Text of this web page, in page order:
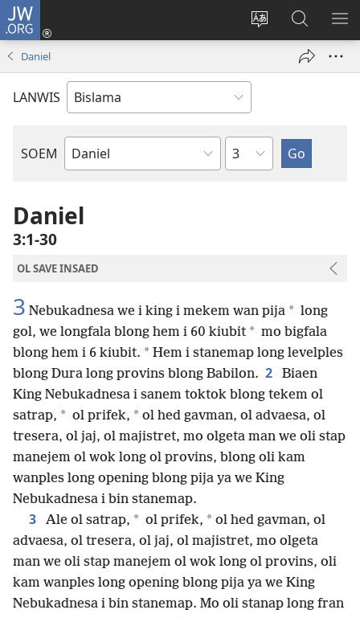
JW.ORG
Jenisim
Log
niufala
Lukaotem
Insaed
Long
Daniel
LANWIS
SOEM
Ol
Blong
Baebol
Japta
Daniel
3:1-30
OL SAVE INSAED
3 Nebukadnesa we i king i mekem wan pija * long
gol, we longfala blong hem i 60 kiubit * mo bigfala
blong hem i 6 kiubit. * Hem i stanemap long levelples
blong Dura long provins blong Babilon. 2
Biaen
King Nebukadnesa i sanem toktok blong tekem ol
satrap, * ol prifek, * ol hed gavman, ol advaesa, ol
tresera, ol jaj, ol majistret, mo olgeta man we oli stap
manejem ol wok long ol provins, blong oli kam
wanples long opening blong pija ya we King
Nebukadnesa i bin stanemap.
3 Ale ol satrap, * ol prifek, * ol hed gavman, ol
advaesa, ol tresera, ol jaj, ol majistret, mo olgeta
man we oli stap manejem ol wok long ol provins, oli
kam wanples long opening blong pija ya we King
Nebukadnesa i bin stanemap. Mo oli stanap long fran